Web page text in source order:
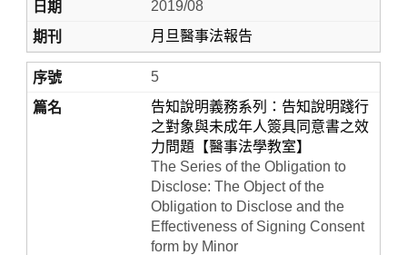
2019/08
月旦醫事法報告
5
告知說明義務系列：告知說明踐行
之對象與未成年人簽具同意書之效
力問題【醫事法學教室】
The Series of the Obligation to
Disclose: The Object of the
Obligation to Disclose and the
Effectiveness of Signing Consent
form by Minor